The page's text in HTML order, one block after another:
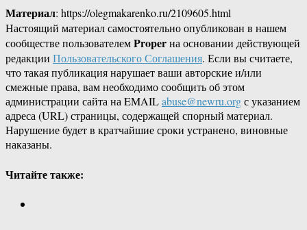
Материал: https://olegmakarenko.ru/2109605.html
Настоящий материал самостоятельно опубликован в нашем
сообществе пользователемProperна основании действующей
редакции Пользовательского Соглашения. Если вы считаете,
что такая публикация нарушает ваши авторские и/или
смежные права, вам необходимо сообщить об этом
администрации сайта на EMAILabuse@newru.orgс указанием
адреса (URL) страницы, содержащей спорный материал.
Нарушение будет в кратчайшие сроки устранено, виновные
наказаны.
Читайте также: